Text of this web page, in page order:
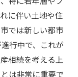
に伴い土地や住
では新しい都市
行中で、これが
相続を考える上
は非常に重要で